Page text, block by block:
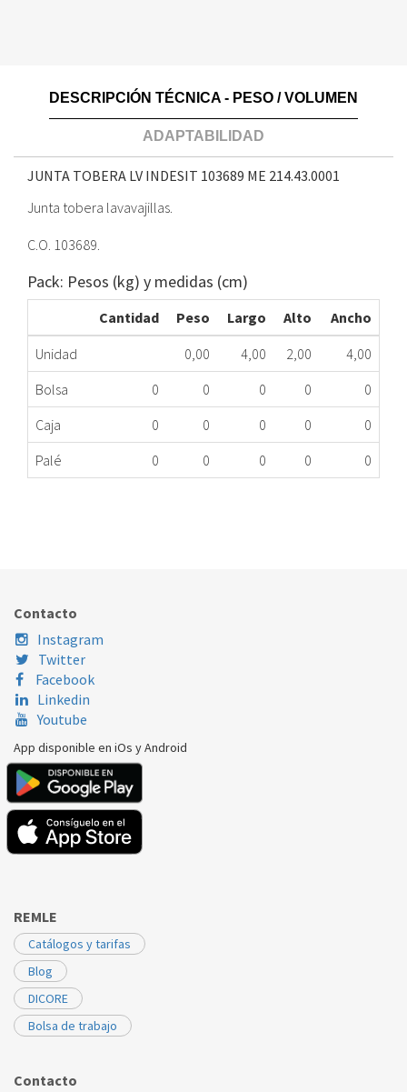
DESCRIPCIÓN TÉCNICA - PESO / VOLUMEN
ADAPTABILIDAD
JUNTA TOBERA LV INDESIT 103689 ME 214.43.0001
Junta tobera lavavajillas.
C.O. 103689.
Pack: Pesos (kg) y medidas (cm)
Cantidad Peso Largo Alto
Ancho
Unidad
0,00 4,00 2,00
4,00
Bolsa
0 0 0 0
0
Caja
0 0 0 0
0
Palé
0 0 0 0 0
Contacto
Instagram
Twitter
Facebook
Linkedin
Youtube
App disponible en iOs y Android
REMLE
Catálogos y tarifas
Blog
DICORE
Bolsa de trabajo
Contacto